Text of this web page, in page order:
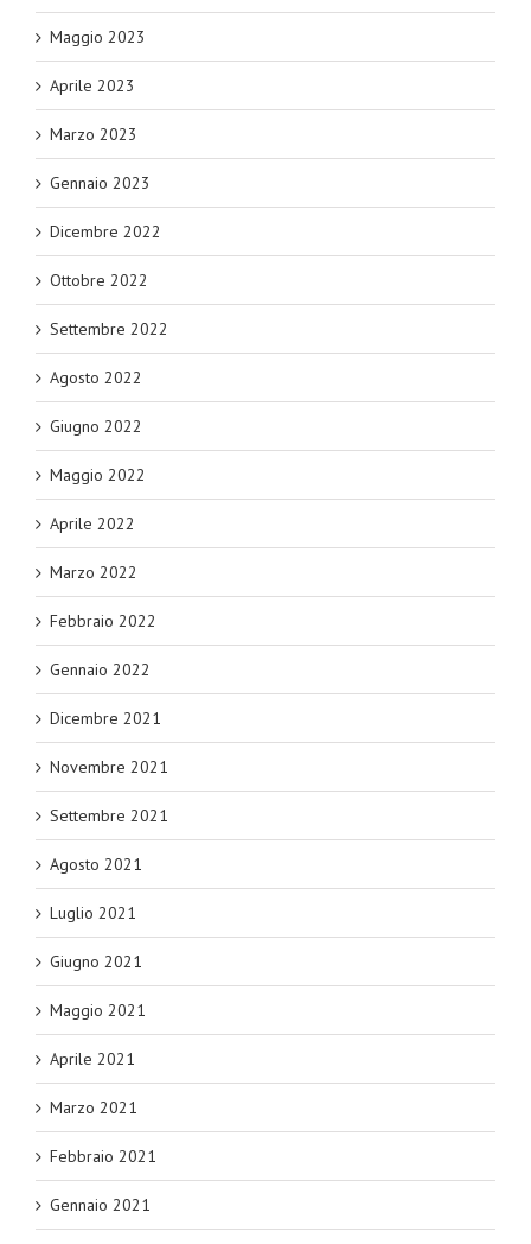
Maggio 2023
Aprile 2023
Marzo 2023
Gennaio 2023
Dicembre 2022
Ottobre 2022
Settembre 2022
Agosto 2022
Giugno 2022
Maggio 2022
Aprile 2022
Marzo 2022
Febbraio 2022
Gennaio 2022
Dicembre 2021
Novembre 2021
Settembre 2021
Agosto 2021
Luglio 2021
Giugno 2021
Maggio 2021
Aprile 2021
Marzo 2021
Febbraio 2021
Gennaio 2021